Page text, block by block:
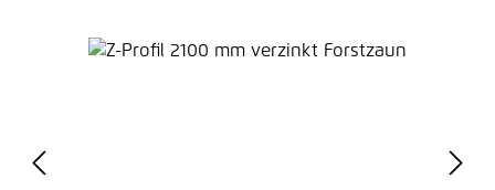
Bildergalerie überspringen